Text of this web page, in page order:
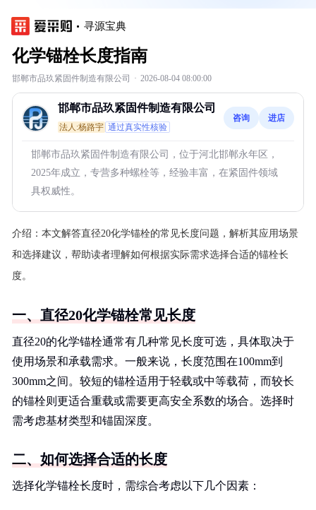
寻源宝典
化学锚栓长度指南
邯郸市品玖紧固件制造有限公司 · 2026-08-04 08:00:00
邯郸市品玖紧固件制造有限公司
法人:杨路宇 通过真实性核验
咨询 进店
邯郸市品玖紧固件制造有限公司，位于河北邯郸永年区，
2025年成立，专营多种螺栓等，经验丰富，在紧固件领域
具权威性。
介绍： 本文解答直径20化学锚栓的常见长度问题，解析其应用场景
和选择建议，帮助读者理解如何根据实际需求选择合适的锚栓长
度。
一、直径20化学锚栓常见长度
直径20的化学锚栓通常有几种常见长度可选，具体取决于
使用场景和承载需求。一般来说，长度范围在100mm到
300mm之间。较短的锚栓适用于轻载或中等载荷，而较长
的锚栓则更适合重载或需要更高安全系数的场合。选择时
需考虑基材类型和锚固深度。
二、如何选择合适的长度
选择化学锚栓长度时，需综合考虑以下几个因素：